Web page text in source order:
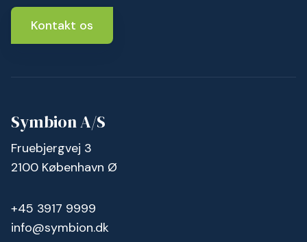
Kontakt os
Symbion A/S
Fruebjergvej 3
2100 København Ø
+45 3917 9999
info@symbion.dk